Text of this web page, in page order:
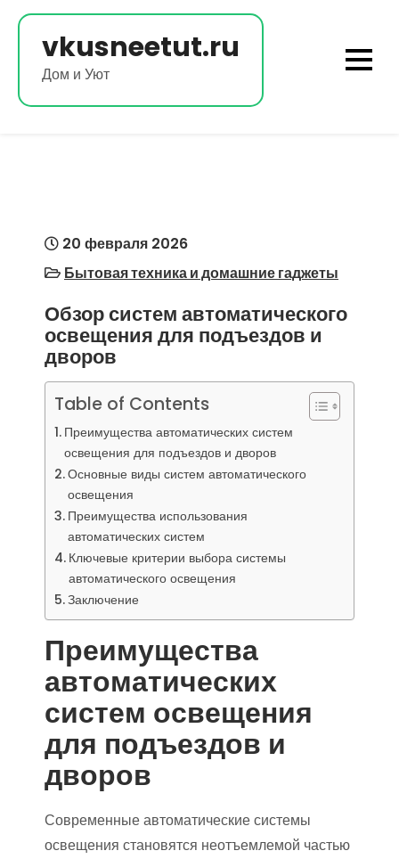
Перейти
содержимому
vkusneetut.ru
Дом и Уют
20 февраля 2026
Бытовая техника и домашние гаджеты
Обзор систем автоматического
освещения для подъездов и
дворов
Table of Contents
Преимущества автоматических систем
освещения для подъездов и дворов
Основные виды систем автоматического
освещения
Преимущества использования
автоматических систем
Ключевые критерии выбора системы
автоматического освещения
Заключение
Преимущества
автоматических
систем освещения
для подъездов и
дворов
Современные автоматические системы
освещения становятся неотъемлемой частью